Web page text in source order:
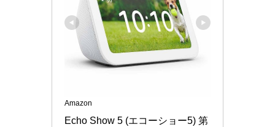
Amazon
Echo Show 5 (エコーショー5) 第